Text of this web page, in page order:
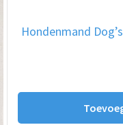
Hondenmand